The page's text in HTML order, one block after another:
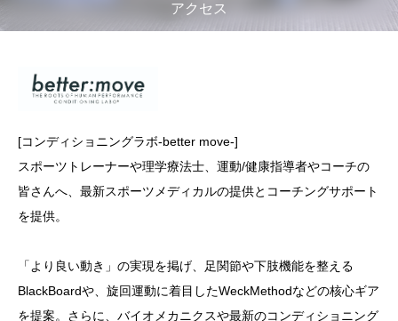
アクセス
[コンディショニングラボ-better move-]
スポーツトレーナーや理学療法士、運動/健康指導者やコーチの
皆さんへ、最新スポーツメディカルの提供とコーチングサポート
を提供。
「より良い動き」の実現を掲げ、足関節や下肢機能を整える
BlackBoardや、旋回運動に着目したWeckMethodなどの核心ギア
を提案。さらに、バイオメカニクスや最新のコンディショニング